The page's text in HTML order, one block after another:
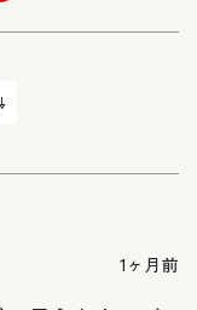
1ヶ月前